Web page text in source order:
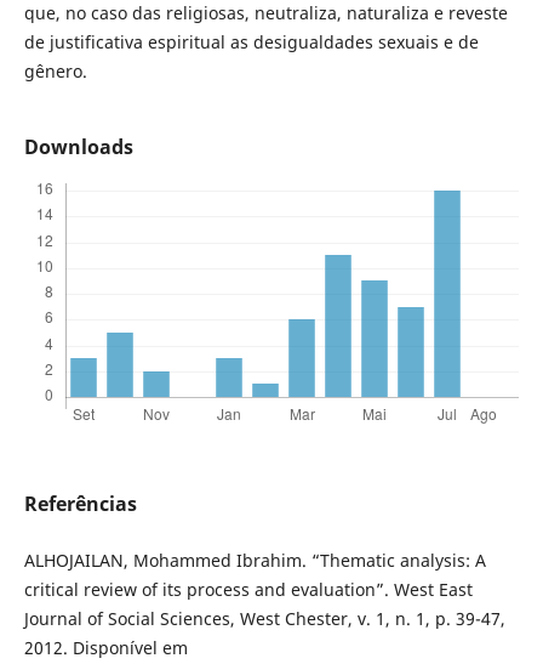
que, no caso das religiosas, neutraliza, naturaliza e reveste
de justificativa espiritual as desigualdades sexuais e de
gênero.
Downloads
Referências
ALHOJAILAN, Mohammed Ibrahim. “Thematic analysis: A
critical review of its process and evaluation”. West East
Journal of Social Sciences, West Chester, v. 1, n. 1, p. 39-47,
2012. Disponível em